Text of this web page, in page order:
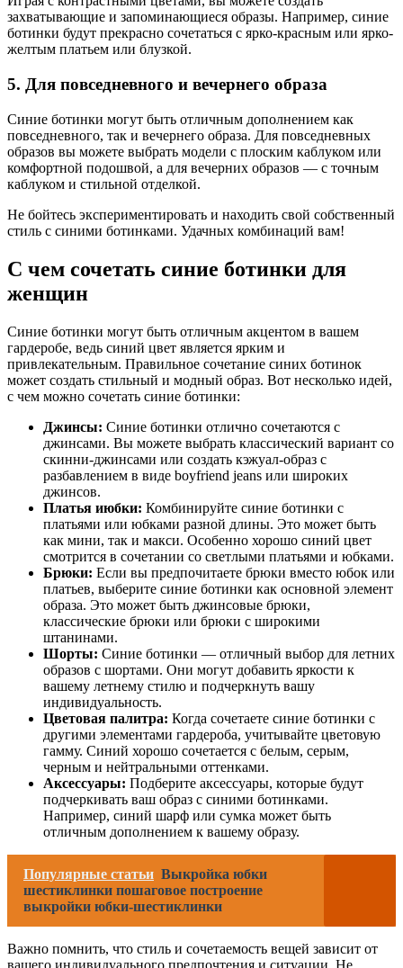
захватывающие и запоминающиеся образы. Например, синие
ботинки будут прекрасно сочетаться с ярко-красным или ярко-
желтым платьем или блузкой.
5. Для повседневного и вечернего образа
Синие ботинки могут быть отличным дополнением как
повседневного, так и вечернего образа. Для повседневных
образов вы можете выбрать модели с плоским каблуком или
комфортной подошвой, а для вечерних образов — с точным
каблуком и стильной отделкой.
Не бойтесь экспериментировать и находить свой собственный
стиль с синими ботинками. Удачных комбинаций вам!
С чем сочетать синие ботинки для
женщин
Синие ботинки могут быть отличным акцентом в вашем
гардеробе, ведь синий цвет является ярким и
привлекательным. Правильное сочетание синих ботинок
может создать стильный и модный образ. Вот несколько идей,
с чем можно сочетать синие ботинки:
Джинсы: Синие ботинки отлично сочетаются с
джинсами. Вы можете выбрать классический вариант со
скинни-джинсами или создать кэжуал-образ с
разбавлением в виде boyfriend jeans или широких
джинсов.
Платья июбки: Комбинируйте синие ботинки с
платьями или юбками разной длины. Это может быть
как мини, так и макси. Особенно хорошо синий цвет
смотрится в сочетании со светлыми платьями и юбками.
Брюки: Если вы предпочитаете брюки вместо юбок или
платьев, выберите синие ботинки как основной элемент
образа. Это может быть джинсовые брюки,
классические брюки или брюки с широкими
штанинами.
Шорты: Синие ботинки — отличный выбор для летних
образов с шортами. Они могут добавить яркости к
вашему летнему стилю и подчеркнуть вашу
индивидуальность.
Цветовая палитра: Когда сочетаете синие ботинки с
другими элементами гардероба, учитывайте цветовую
гамму. Синий хорошо сочетается с белым, серым,
черным и нейтральными оттенками.
Аксессуары: Подберите аксессуары, которые будут
подчеркивать ваш образ с синими ботинками.
Например, синий шарф или сумка может быть
отличным дополнением к вашему образу.
Популярные статьи Выкройка юбки
шестиклинки пошаговое построение
выкройки юбки-шестиклинки
Важно помнить, что стиль и сочетаемость вещей зависит от
вашего индивидуального предпочтения и ситуации. Не